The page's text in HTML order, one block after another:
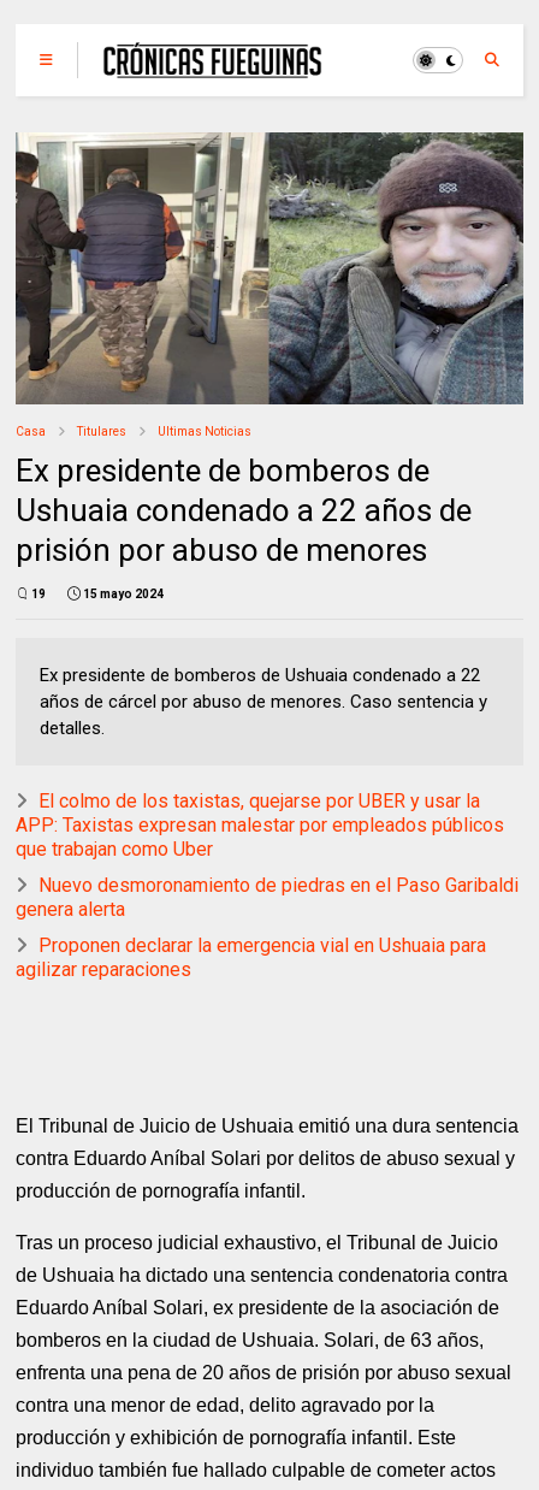
Casa Titulares Ultimas Noticias
Ex presidente de bomberos de
Ushuaia condenado a 22 años de
prisión por abuso de menores
19 15 mayo 2024
Ex presidente de bomberos de Ushuaia condenado a 22
años de cárcel por abuso de menores. Caso sentencia y
detalles.
El colmo de los taxistas, quejarse por UBER y usar la
APP: Taxistas expresan malestar por empleados públicos
que trabajan como Uber
Nuevo desmoronamiento de piedras en el Paso Garibaldi
genera alerta
Proponen declarar la emergencia vial en Ushuaia para
agilizar reparaciones
El Tribunal de Juicio de Ushuaia emitió una dura sentencia
contra Eduardo Aníbal Solari por delitos de abuso sexual y
producción de pornografía infantil.
Tras un proceso judicial exhaustivo, el Tribunal de Juicio
de Ushuaia ha dictado una sentencia condenatoria contra
Eduardo Aníbal Solari, ex presidente de la asociación de
bomberos en la ciudad de Ushuaia. Solari, de 63 años,
enfrenta una pena de 20 años de prisión por abuso sexual
contra una menor de edad, delito agravado por la
producción y exhibición de pornografía infantil. Este
individuo también fue hallado culpable de cometer actos